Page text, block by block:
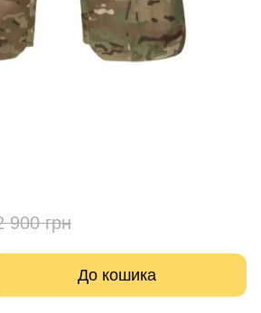
900 грн
До кошика